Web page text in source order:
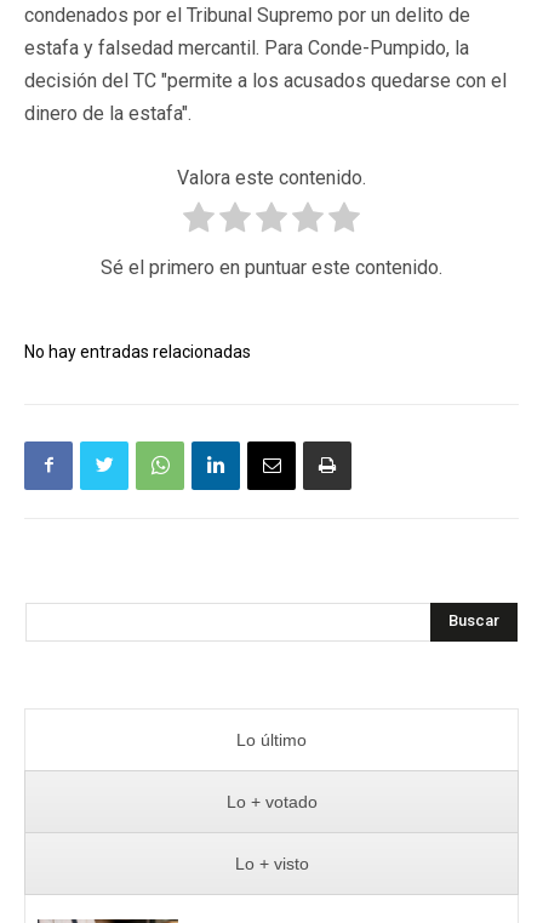
condenados por el Tribunal Supremo por un delito de
estafa y falsedad mercantil. Para Conde-Pumpido, la
decisión del TC "permite a los acusados quedarse con el
dinero de la estafa".
Valora este contenido.
Sé el primero en puntuar este contenido.
No hay entradas relacionadas
Buscar
Lo último
Lo + votado
Lo + visto